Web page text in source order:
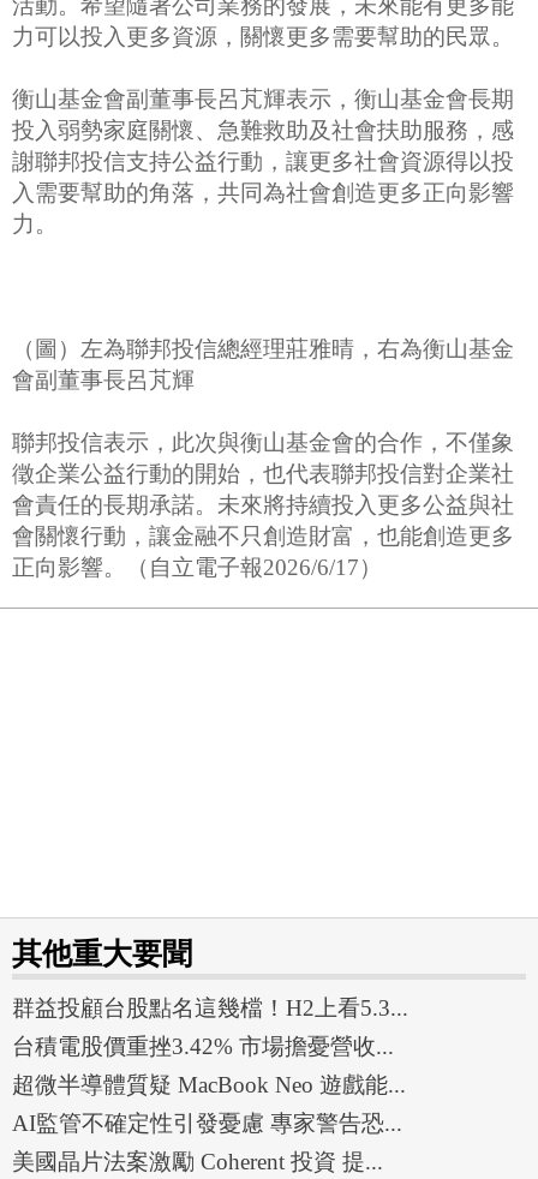
力可以投入更多資源，關懷更多需要幫助的民眾。
衡山基金會副董事長呂芃輝表示，衡山基金會長期
投入弱勢家庭關懷、急難救助及社會扶助服務，感
謝聯邦投信支持公益行動，讓更多社會資源得以投
入需要幫助的角落，共同為社會創造更多正向影響
力。
（圖）左為聯邦投信總經理莊雅晴，右為衡山基金
會副董事長呂芃輝
聯邦投信表示，此次與衡山基金會的合作，不僅象
徵企業公益行動的開始，也代表聯邦投信對企業社
會責任的長期承諾。未來將持續投入更多公益與社
會關懷行動，讓金融不只創造財富，也能創造更多
正向影響。（自立電子報2026/6/17）
其他重大要聞
群益投顧台股點名這幾檔！H2上看5.3...
台積電股價重挫3.42% 市場擔憂營收...
超微半導體質疑 MacBook Neo 遊戲能...
AI監管不確定性引發憂慮 專家警告恐...
美國晶片法案激勵 Coherent 投資 提...